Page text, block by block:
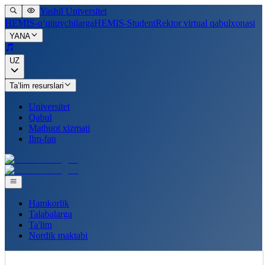
Yashil Universitet
HEMIS-o‘qituvchilargaHEMIS-StudentRektor virtual qabulxonasi
YANA
UZ
Ta’lim resurslari
Universitet
Qabul
Matbuot xizmati
Ilm-fan
Hamkorlik
Talabalarga
Ta'lim
Nordik maktabi